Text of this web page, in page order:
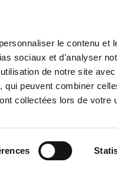
le contenu et
sociaux et d'analyser
de notre site
qui peuvent combiner
collectées lors de votre
UN LIVRE
/ mes conseils décorations
À LA